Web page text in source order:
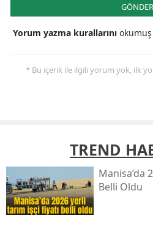
GÖNDER
Yorum yazma kurallarını okumuş
* Bu içerik ile ilgili yorum yok, ilk
TREND
Manisa’da
Belli Oldu